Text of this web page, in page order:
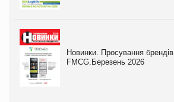
Новинки. Просування брендів
FMCG.Березень 2026